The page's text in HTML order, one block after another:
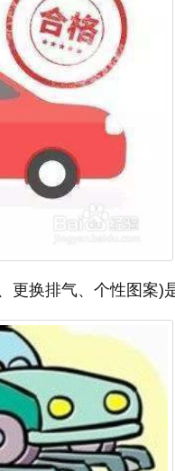
更换排气、个性图案)